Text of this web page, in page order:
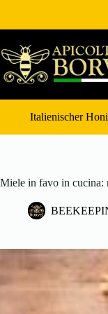
springen
Italienischer
Miele in favo in cucina: